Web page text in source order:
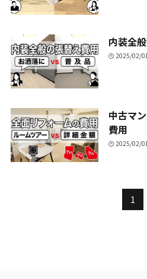
内装全
2025/02/
中古マ
費用
2025/02/
1